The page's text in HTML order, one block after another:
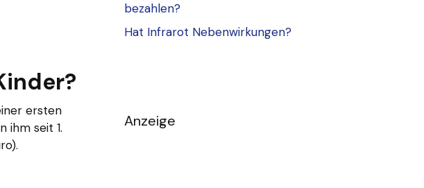
ersten
ihm seit 1.
bezahlen?
Hat Infrarot Nebenwirkungen?
Anzeige